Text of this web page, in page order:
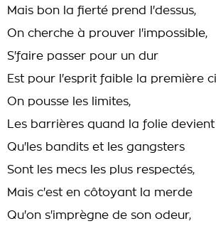
Mais bon la fierté prend l'dessus,
On cherche à prouver l'impossible,
S'faire passer pour un dur
Est pour l'esprit faible la première
On pousse les limites,
Les barrières quand la folie
Qu'les bandits et les gangsters
Sont les mecs les plus respectés,
Mais c'est en côtoyant la merde
Qu'on s'imprègne de son odeur,